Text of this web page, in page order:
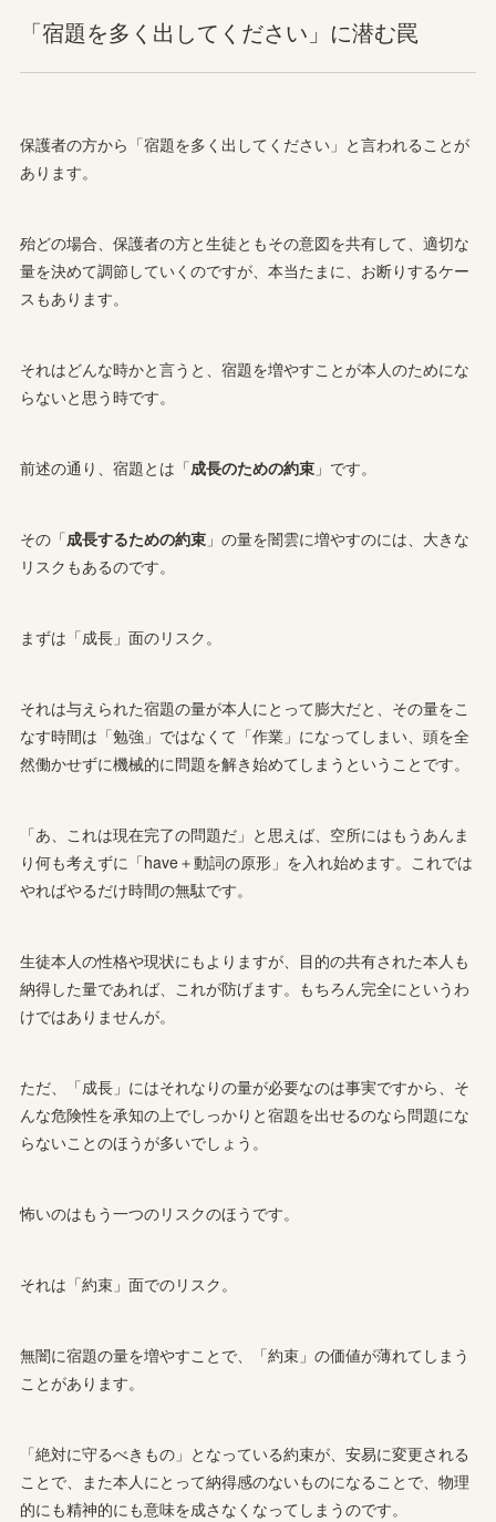
「宿題を多く出してください」に潜む罠
保護者の方から「宿題を多く出してください」と言われることが
あります。
殆どの場合、保護者の方と生徒ともその意図を共有して、適切な
量を決めて調節していくのですが、本当たまに、お断りするケー
スもあります。
それはどんな時かと言うと、宿題を増やすことが本人のためにな
らないと思う時です。
前述の通り、宿題とは「成長のための約束 」です。
その「成長するための約束 」の量を闇雲に増やすのには、大きな
リスクもあるのです。
まずは「成長」面のリスク。
それは与えられた宿題の量が本人にとって膨大だと、その量をこ
なす時間は「勉強」ではなくて「作業」になってしまい、頭を全
然働かせずに機械的に問題を解き始めてしまうということです。
「あ、これは現在完了の問題だ」と思えば、空所にはもうあんま
り何も考えずに「have＋動詞の原形」を入れ始めます。これでは
やればやるだけ時間の無駄です。
生徒本人の性格や現状にもよりますが、目的の共有された本人も
納得した量であれば、これが防げます。もちろん完全にというわ
けではありませんが。
ただ、「成長」にはそれなりの量が必要なのは事実ですから、そ
んな危険性を承知の上でしっかりと宿題を出せるのなら問題にな
らないことのほうが多いでしょう。
怖いのはもう一つのリスクのほうです。
それは「約束」面でのリスク。
無闇に宿題の量を増やすことで、「約束」の価値が薄れてしまう
ことがあります。
「絶対に守るべきもの」となっている約束が、安易に変更される
ことで、また本人にとって納得感のないものになることで、物理
的にも精神的にも意味を成さなくなってしまうのです。